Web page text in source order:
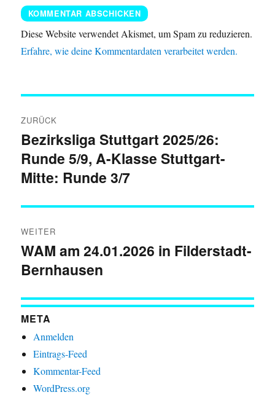
Diese Website verwendet Akismet, um Spam zu reduzieren.
Erfahre, wie deine Kommentardaten verarbeitet werden.
ZURÜCK
Vorheriger
Beitrag:
Bezirksliga Stuttgart 2025/26:
Runde 5/9, A-Klasse Stuttgart-
Mitte: Runde 3/7
WEITER
Nächster
Beitrag:
WAM am 24.01.2026 in Filderstadt-
Bernhausen
META
Anmelden
Eintrags-Feed
Kommentar-Feed
WordPress.org